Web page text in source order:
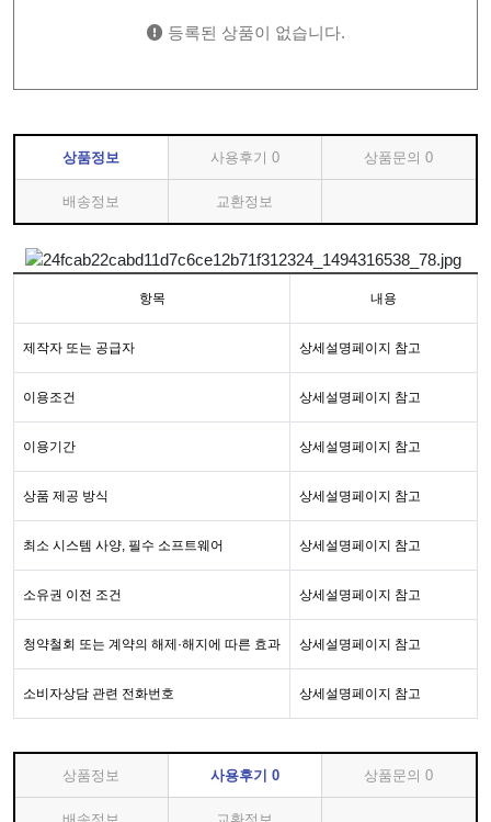
등록된 상품이 없습니다.
상품정보 사용후기 0 상품문의0
배송정보 교환정보
항목 내용
제작자 또는 공급자 상세설명페이지 참고
이용조건 상세설명페이지 참고
이용기간 상세설명페이지 참고
상품 제공 방식 상세설명페이지 참고
최소 시스템 사양, 필수 소프트웨어 상세설명페이지 참고
소유권 이전 조건 상세설명페이지 참고
청약철회 또는 계약의 해제·해지에 따른 효과 상세설명페이지 참고
소비자상담 관련 전화번호 상세설명페이지 참고
상품정보 사용후기 0 상품문의0